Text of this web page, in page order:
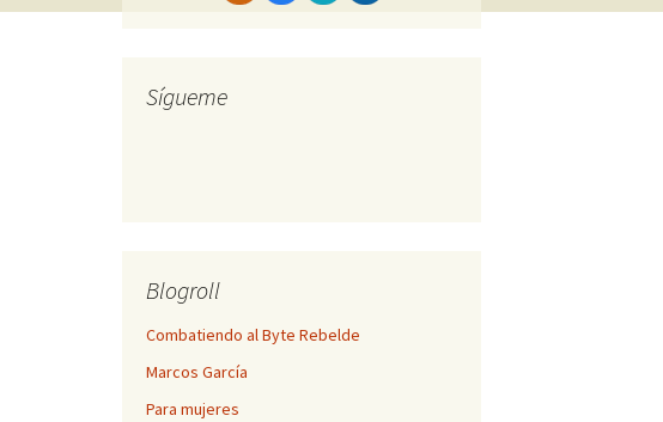
Sígueme
Blogroll
Combatiendo al Byte Rebelde
Marcos García
Para mujeres